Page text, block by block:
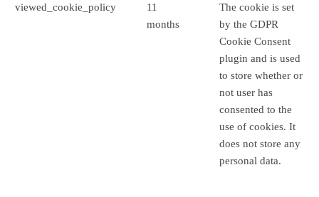
viewed_cookie_policy
11
months
The cookie is set
by the GDPR
Cookie Consent
plugin and is used
to store whether or
not user has
consented to the
use of cookies. It
does not store any
personal data.